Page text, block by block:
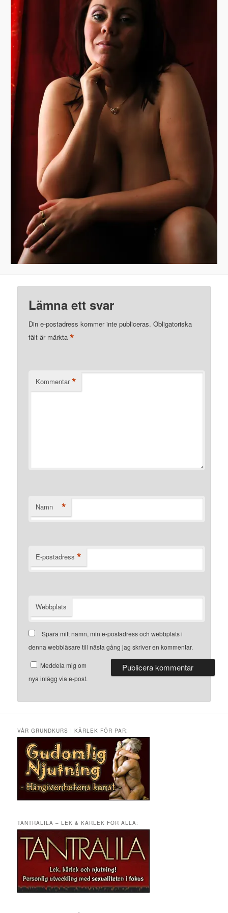
Lämna ett svar
Din e-postadress kommer inte publiceras. Obligatoriska
fält är märkta*
Kommentar *
Namn *
E-postadress *
Webbplats
Spara mitt namn, min e-postadress och webbplats i
denna webbläsare till nästa gång jag skriver en kommentar.
Meddela mig om
nya inlägg via e-post.
VÅR GRUNDKURS I KÄRLEK FÖR PAR:
TANTRALILA – LEK & KÄRLEK FÖR ALLA: